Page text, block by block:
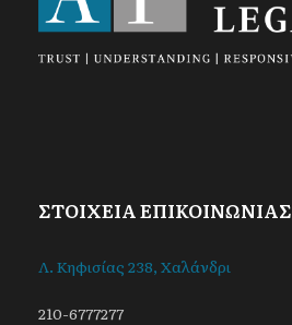
ΣΤΟΙΧΕΙΑ ΕΠΙΚΟΙΝΩΝΙΑΣ
Λ. Κηφισίας 238, Χαλάνδρι
210-6777277